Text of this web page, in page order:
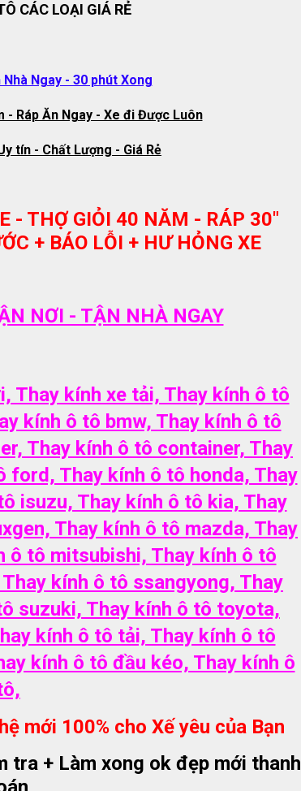
CÁC LOẠI GIÁ RẺ
Ngay - 30 phút Xong
- Ráp Ăn Ngay - Xe đi Được Luôn
tín - Chất Lượng - Giá Rẻ
- THỢ GIỎI 40 NĂM - RÁP 30"
+ BÁO LỖI + HƯ HỎNG XE
NƠI - TẬN NHÀ NGAY
Thay kính xe tải, Thay kính ô tô
kính ô tô bmw, Thay kính ô tô
Thay kính ô tô container, Thay
ford, Thay kính ô tô honda, Thay
isuzu, Thay kính ô tô kia, Thay
Thay kính ô tô mazda, Thay
ô tô mitsubishi, Thay kính ô tô
kính ô tô ssangyong, Thay
suzuki, Thay kính ô tô toyota,
kính ô tô tải, Thay kính ô tô
kính ô tô đầu kéo, Thay kính ô
mới 100% cho Xế yêu của Bạn
tra + Làm xong ok đẹp mới thanh